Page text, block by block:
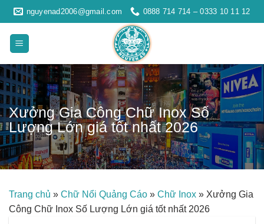
Skip
to
content
nguyenad2006@gmail.com 0888 714 714 – 0333 10 11 12
Xưởng Gia Công Chữ Inox Số
Lượng Lớn giá tốt nhất 2026
Trang chủ » Chữ Nổi Quảng Cáo » Chữ Inox » Xưởng Gia
Công Chữ Inox Số Lượng Lớn giá tốt nhất 2026